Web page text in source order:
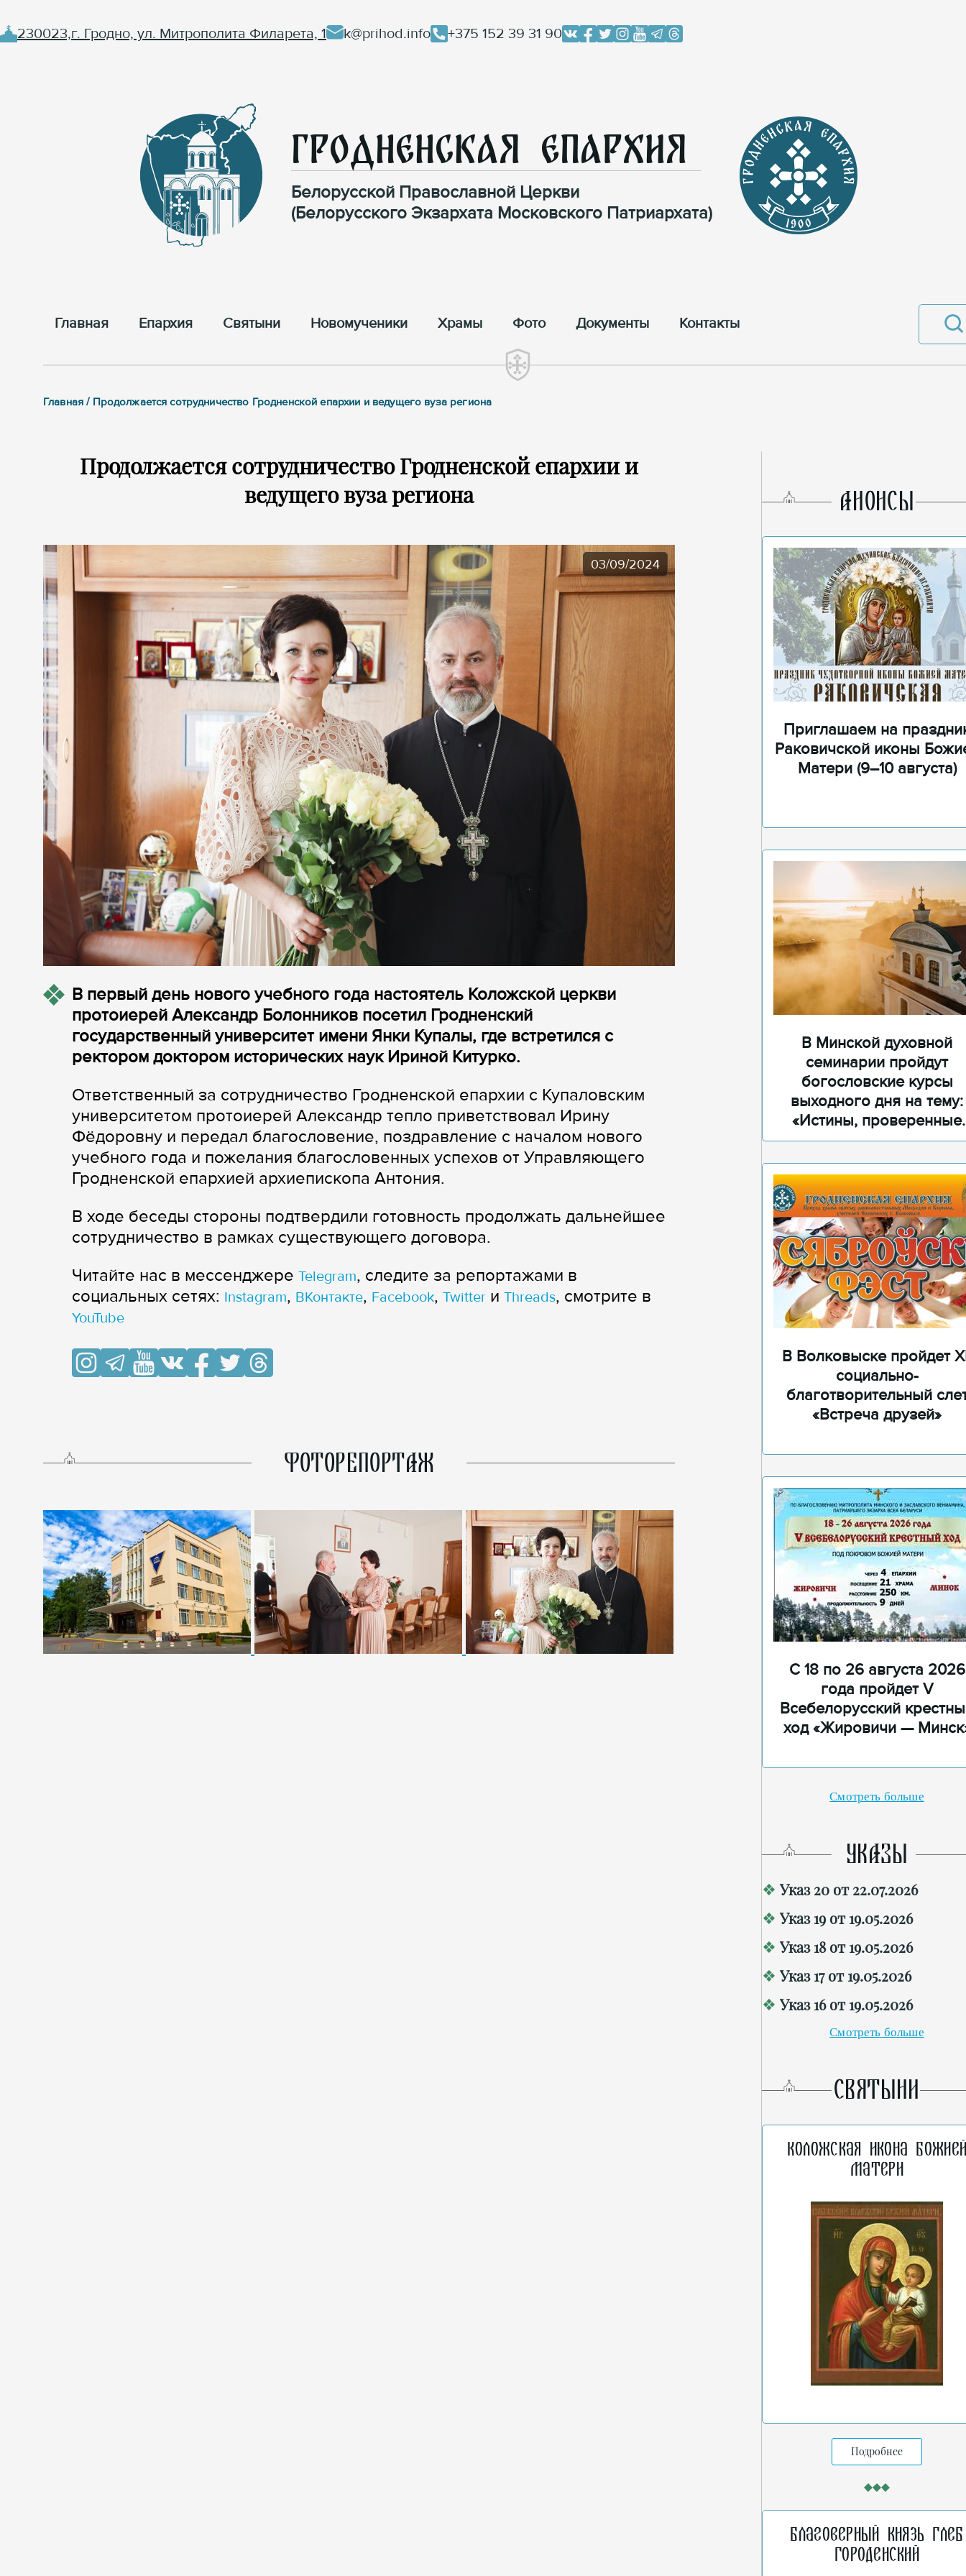
230023,г. Гродно, ул. Митрополита Филарета, 1 k@prihod.info +375 152 39 31 90
Гродненская Епархия
Белорусской Православной Церкви
(Белорусского Экзархата Московского Патриархата)
Главная Епархия Cвятыни Новомученики Храмы Фото Документы Контакты
Главная / Продолжается сотрудничество Гродненской епархии и ведущего вуза региона
Продолжается сотрудничество Гродненской епархии и
ведущего вуза региона
03/09/2024
В первый день нового учебного года настоятель Коложской церкви
протоиерей Александр Болонников посетил Гродненский
государственный университет имени Янки Купалы, где встретился с
ректором доктором исторических наук Ириной Китурко.
Ответственный за сотрудничество Гродненской епархии с Купаловским
университетом протоиерей Александр тепло приветствовал Ирину
Фёдоровну и передал благословение, поздравление с началом нового
учебного года и пожелания благословенных успехов от Управляющего
Гродненской епархией архиепископа Антония.
В ходе беседы стороны подтвердили готовность продолжать дальнейшее
сотрудничество в рамках существующего договора.
Читайте нас в мессенджере Telegram, следите за репортажами в
cоциальных сетях: Instagram, ВКонтакте, Facebook, Twitter и Threads, смотрите в
YouTube
ФОТОРЕПОРТАЖ
AНОНСЫ
Приглашаем на
Раковичской иконы
Матери (9–10 августа)
В Минской духовной
семинарии пройдут
богословские курсы
выходного дня на тему:
«Истины, проверенные
временем»
В Волковыске пройдет
социально-
благотворительный
«Встреча друзей»
С 18 по 26 августа 2026
года пройдет V
Всебелорусский
ход «Жировичи —
Смотреть больше
УКАЗЫ
Указ 20 от 22.07.2026
Указ 19 от 19.05.2026
Указ 18 от 19.05.2026
Указ 17 от 19.05.2026
Указ 16 от 19.05.2026
Смотреть больше
СВЯТЫНИ
Коложская икона
Матери
Подробнее
Благоверный князь Глеб
Городенский